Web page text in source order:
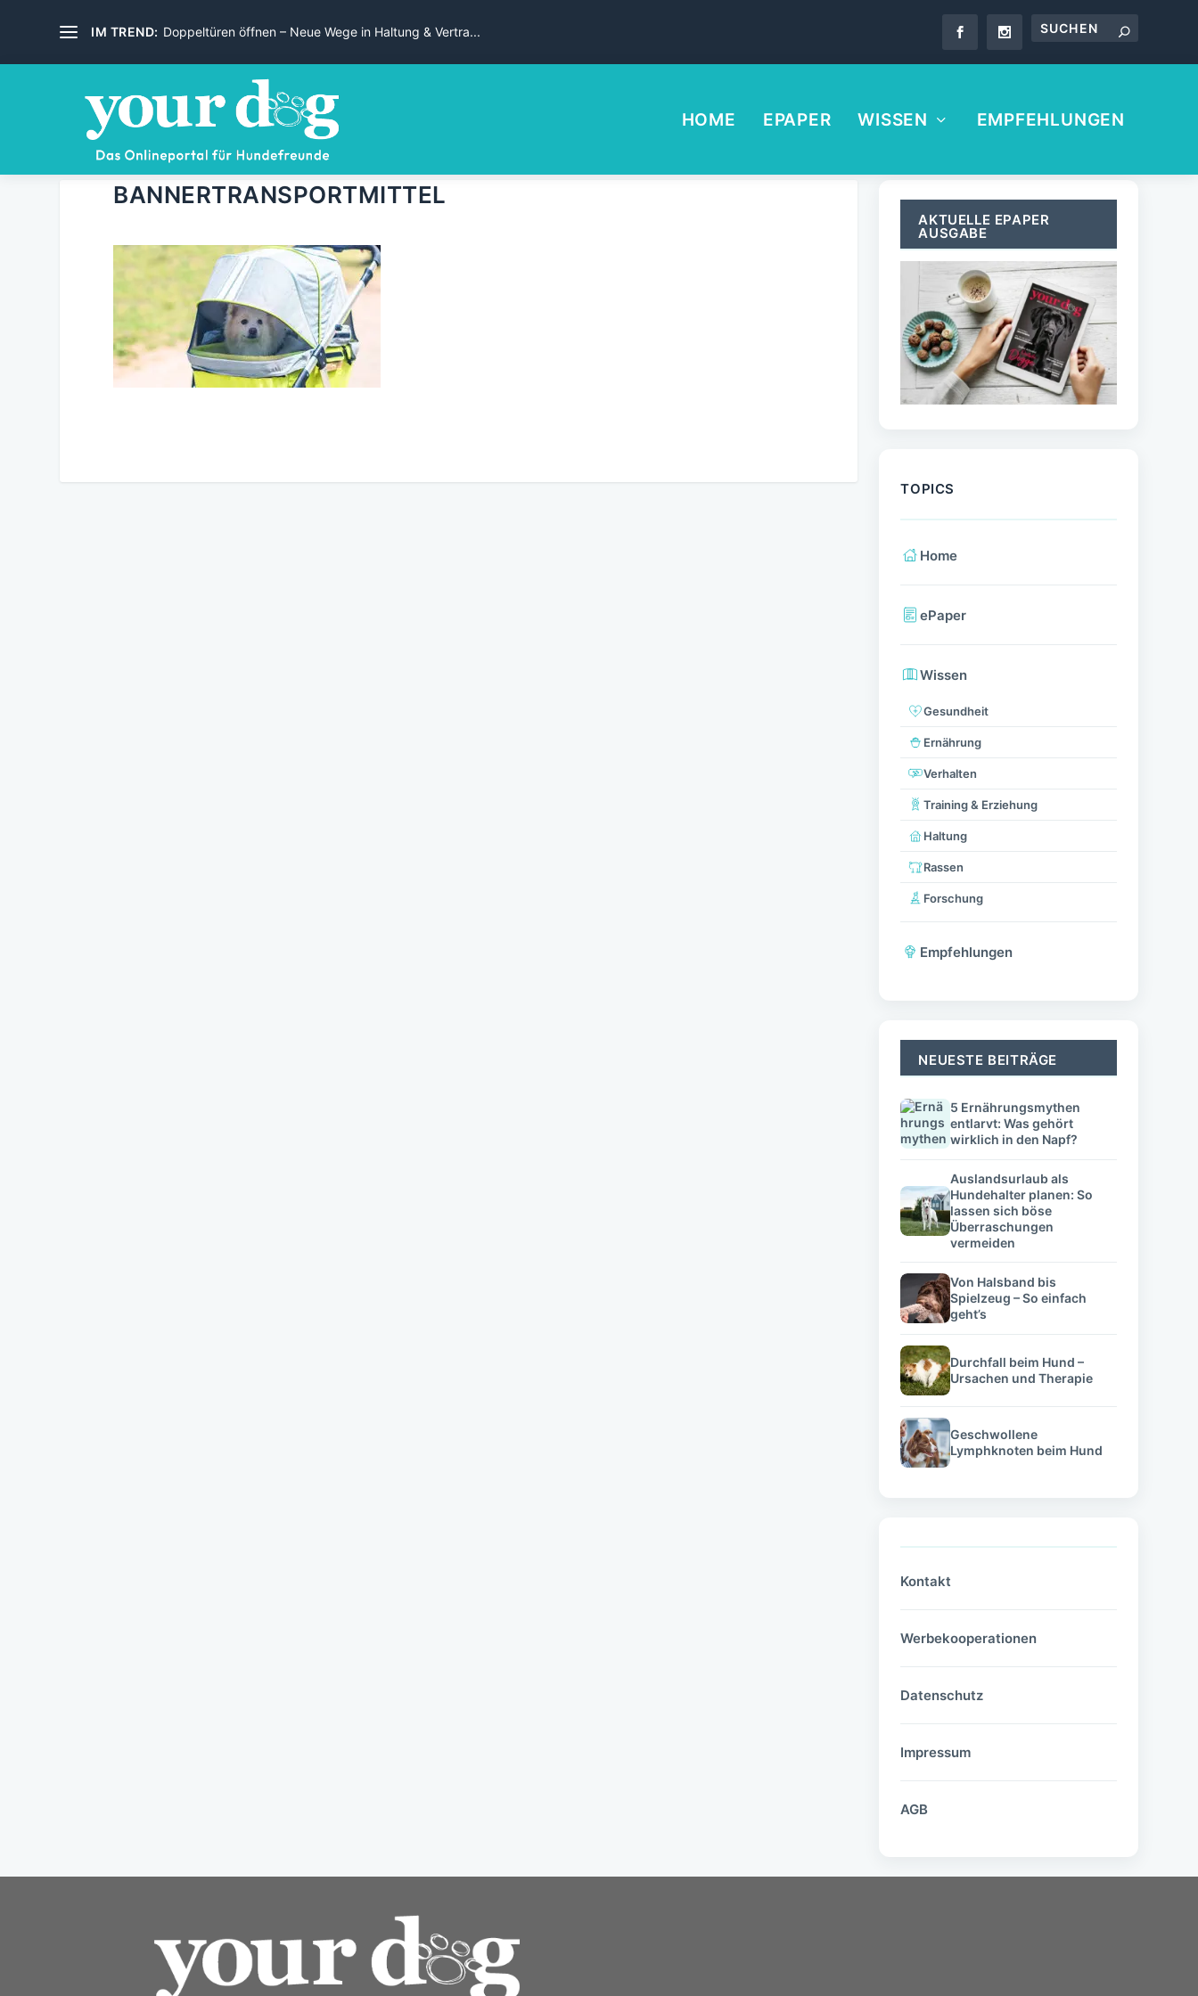
IM TREND: Doppeltüren öffnen – Neue Wege in Haltung & Vertra...
HOME EPAPER WISSEN EMPFEHLUNGEN
BANNERTRANSPORTMITTEL
AKTUELLE EPAPER
AUSGABE
TOPICS
Home
ePaper
Wissen
Gesundheit
Ernährung
Verhalten
Training & Erziehung
Haltung
Rassen
Forschung
Empfehlungen
NEUESTE BEITRÄGE
5 Ernährungsmythen
entlarvt: Was gehört
wirklich in den Napf?
Auslandsurlaub als
Hundehalter planen: So
lassen sich böse
Überraschungen
vermeiden
Von Halsband bis
Spielzeug – So einfach
geht’s
Durchfall beim Hund –
Ursachen und Therapie
Geschwollene
Lymphknoten beim Hund
Kontakt
Werbekooperationen
Datenschutz
Impressum
AGB